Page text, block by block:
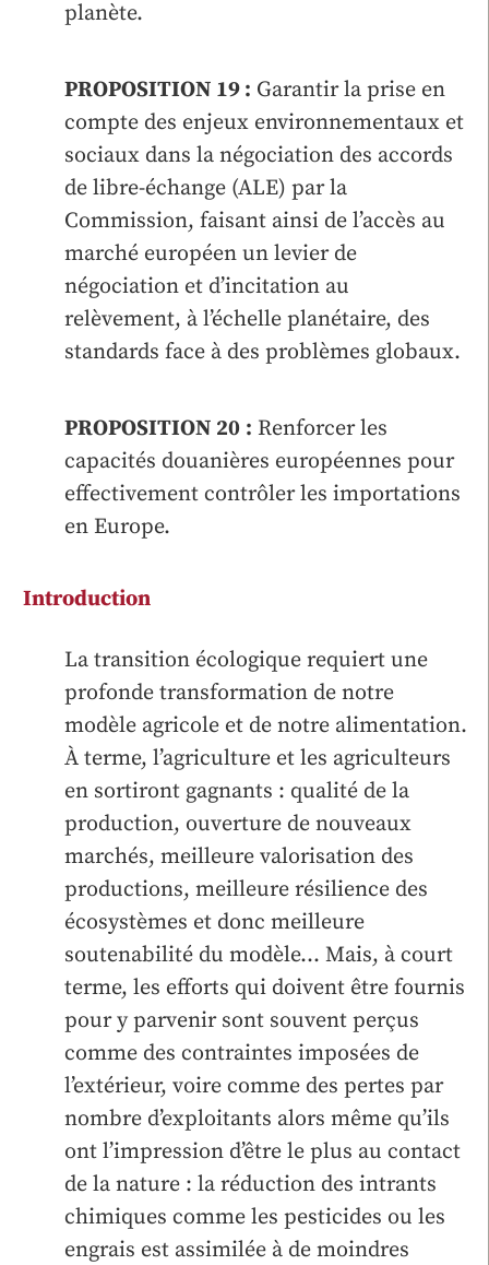
planète.
PROPOSITION 19 : Garantir la prise en
compte des enjeux environnementaux et
sociaux dans la négociation des accords
de libre-échange (ALE) par la
Commission, faisant ainsi de l’accès au
marché européen un levier de
négociation et d’incitation au
relèvement, à l’échelle planétaire, des
standards face à des problèmes globaux.
PROPOSITION 20 : Renforcer les
capacités douanières européennes pour
effectivement contrôler les importations
en Europe.
Introduction
La transition écologique requiert une
profonde transformation de notre
modèle agricole et de notre alimentation.
À terme, l’agriculture et les agriculteurs
en sortiront gagnants : qualité de la
production, ouverture de nouveaux
marchés, meilleure valorisation des
productions, meilleure résilience des
écosystèmes et donc meilleure
soutenabilité du modèle… Mais, à court
terme, les efforts qui doivent être fournis
pour y parvenir sont souvent perçus
comme des contraintes imposées de
l’extérieur, voire comme des pertes par
nombre d’exploitants alors même qu’ils
ont l’impression d’être le plus au contact
de la nature : la réduction des intrants
chimiques comme les pesticides ou les
engrais est assimilée à de moindres